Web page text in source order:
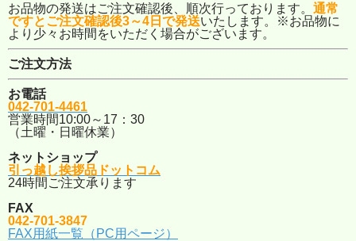
お品物の発送はご注文確認後、順次行っております。 通常
ですとご注文確認後3～4日で発送いたします。※お品物に
より少々お時間をいただく場合がございます。
ご注文方法
お電話
042-701-4461
営業時間10:00～17：30
（土曜・日曜休業）
ネットショップ
引っ越し挨拶品ドットコム
24時間ご注文承ります
FAX
042-701-3847
FAX用紙一覧（PC用ページ）